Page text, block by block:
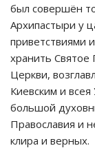
был совершён
Архипастыри у
приветствиями
хранить Святое
Церкви,
Киевским и
большой
Православия и
клира и верных.